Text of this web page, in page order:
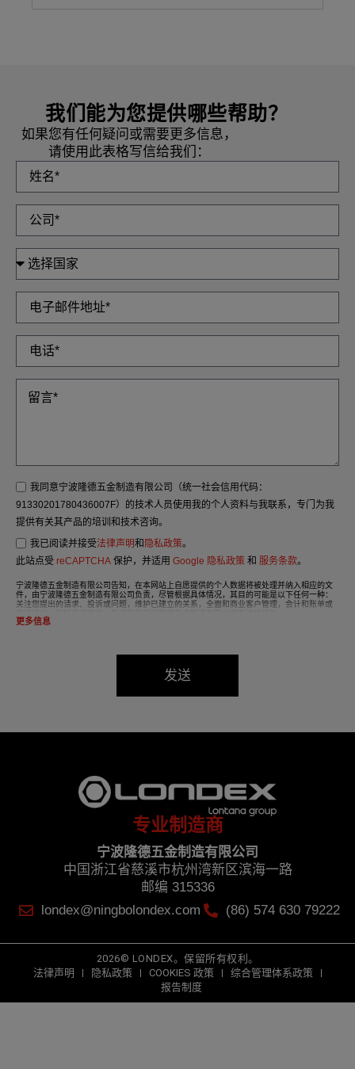
我们能为您提供哪些帮助？
如果您有任何疑问或需要更多信息，
请使用此表格写信给我们：
我同意宁波隆德五金制造有限公司（统一社会信用代码：
91330201780436007F）的技术人员使用我的个人资料与我联系，专门为我
提供有关其产品的培训和技术咨询。
我已阅读并接受法律声明和 隐私政策。
此站点受 reCAPTCHA 保护，并适用 Google 隐私政策 和 服务条款。
宁波隆德五金制造有限公司告知，在本网站上自愿提供的个人数据将被处理并纳入相应的文
件，由宁波隆德五金制造有限公司负责，尽管根据具体情况，其目的可能是以下任何一种：
关注您提出的请求、投诉或问题，维护已建立的关系，全面和商业客户管理，会计和账单或
些数据没有编码或加密。如果发送这些详细信息，则由您自行承担责任。
正、取消和反对的权利，只需将一封信连同您的身份证复印件寄至：宁波隆德五金制造有限
更多信息
发送
专业制造商
宁波隆德五金制造有限公司
中国浙江省慈溪市杭州湾新区滨海一路
邮编 315336
londex@ningbolondex.com
(86) 574 630 79222
2026© LONDEX。保留所有权利。
法律声明
隐私政策 COOKIES 政策
综合管理体系政策
报告制度